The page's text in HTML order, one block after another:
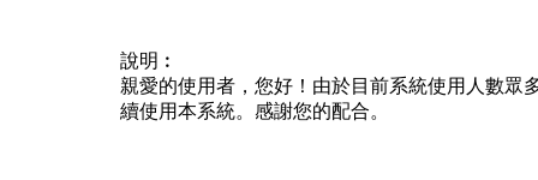
說明︰
親愛的使用者，您好！由於目前系統使用人數眾
續使用本系統。感謝您的配合。